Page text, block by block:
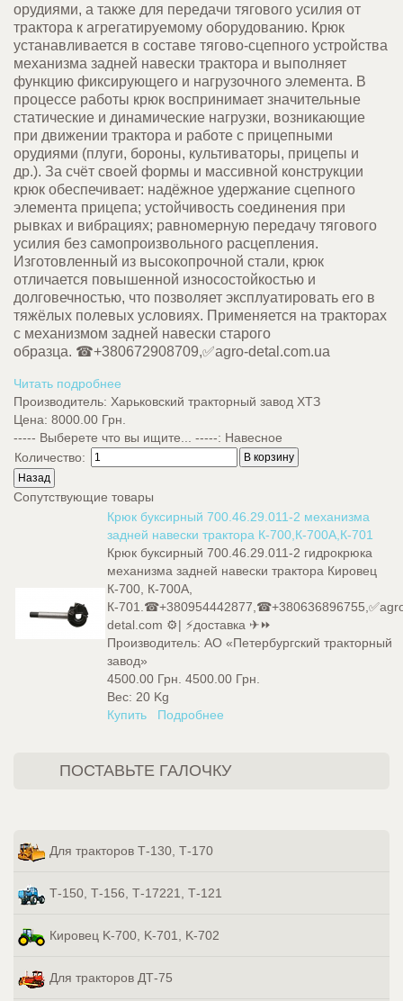
орудиями, а также для передачи тягового усилия от
трактора к агрегатируемому оборудованию. Крюк
устанавливается в составе тягово-сцепного устройства
механизма задней навески трактора и выполняет
функцию фиксирующего и нагрузочного элемента. В
процессе работы крюк воспринимает значительные
статические и динамические нагрузки, возникающие
при движении трактора и работе с прицепными
орудиями (плуги, бороны, культиваторы, прицепы и
др.). За счёт своей формы и массивной конструкции
крюк обеспечивает: надёжное удержание сцепного
элемента прицепа; устойчивость соединения при
рывках и вибрациях; равномерную передачу тягового
усилия без самопроизвольного расцепления.
Изготовленный из высокопрочной стали, крюк
отличается повышенной износостойкостью и
долговечностью, что позволяет эксплуатировать его в
тяжёлых полевых условиях. Применяется на тракторах
с механизмом задней навески старого
образца. ☎+380672908709,✅agro-detal.com.ua
Читать подробнее
Производитель: Харьковский тракторный завод ХТЗ
Цена: 8000.00 Грн.
----- Выберете что вы ищите... -----: Навесное
Количество:
Сопутствующие товары
Крюк буксирный 700.46.29.011-2 механизма
задней навески трактора К-700,К-700А,К-701
Крюк буксирный 700.46.29.011-2 гидрокрюка
механизма задней навески трактора Кировец
К-700, К-700А,
К-
detal.com ⚙️| ⚡доставка ✈⏩
Производитель: АО «Петербургский тракторный
завод»
4500.00 Грн. 4500.00 Грн.
Вес: 20 Kg
Купить
Подробнее
ПОСТАВЬТЕ ГАЛОЧКУ
Для тракторов Т-130, Т-170
Т-150, Т-156, Т-17221, Т-121
Кировец K-700, K-701, K-702
Для тракторов ДТ-75